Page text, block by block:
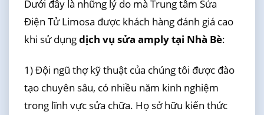
Dưới đây là những lý do mà Trung tâm Sửa
Điện Tử Limosa được khách hàng đánh giá cao
khi sử dụngdịch vụ sửa amply tại Nhà Bè:
1) Đội ngũ thợ kỹ thuật của chúng tôi được đào
tạo chuyên sâu, có nhiều năm kinh nghiệm
trong lĩnh vực sửa chữa. Họ sở hữu kiến thức